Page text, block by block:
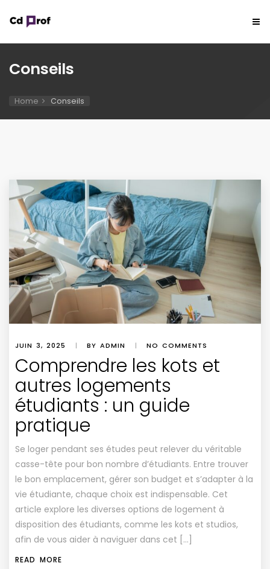
Conseils
Home Conseils
JUIN 3, 2025 | BY ADMIN | NO COMMENTS
Comprendre les kots et
autres logements
étudiants : un guide
pratique
Se loger pendant ses études peut relever du véritable
casse-tête pour bon nombre d’étudiants. Entre trouver
le bon emplacement, gérer son budget et s’adapter à la
vie étudiante, chaque choix est indispensable. Cet
article explore les diverses options de logement à
disposition des étudiants, comme les kots et studios,
afin de vous aider à naviguer dans cet […]
READ MORE